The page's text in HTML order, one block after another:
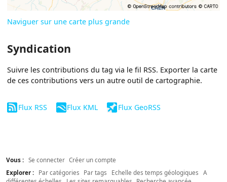
Naviguer sur une carte plus grande
Syndication
Suivre les contributions du tag via le fil RSS. Exporter la carte
de ces contributions vers un autre outil de cartographie.
Flux RSS Flux KML Flux GeoRSS
Vous : Se connecter Créer un compte
Explorer :
Par catégories Par tags Echelle des temps géologiques
A